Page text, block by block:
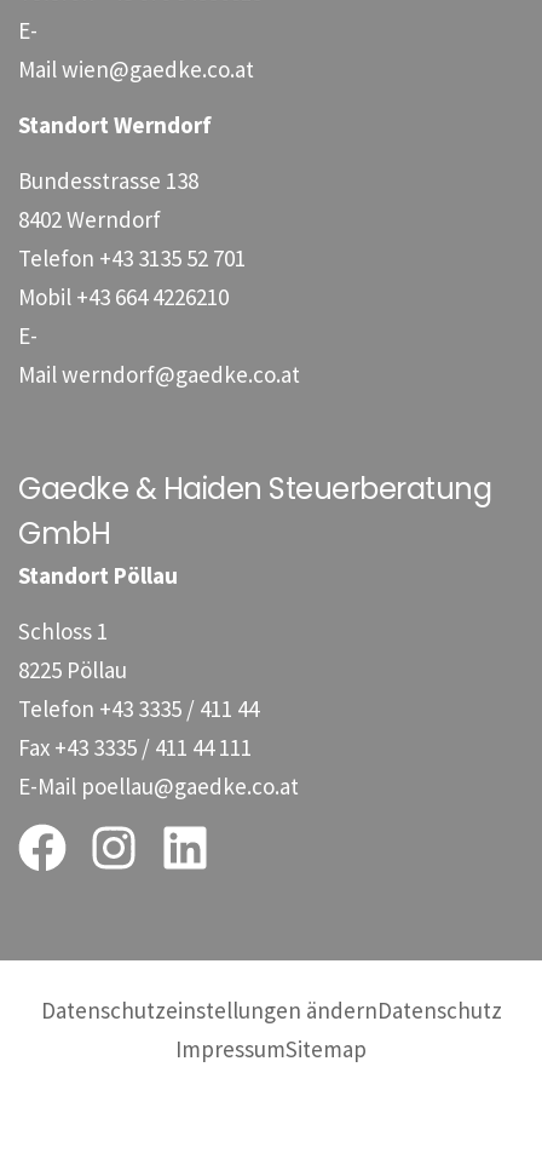
E-
Mail wien@gaedke.co.at
Standort Werndorf
Bundesstrasse 138
8402 Werndorf
Telefon +43 3135 52 701
Mobil +43 664 4226210
E-
Mailwerndorf@gaedke.co.at
Gaedke & Haiden Steuerberatung
GmbH
Standort Pöllau
Schloss 1
8225 Pöllau
Telefon +43 3335 / 411 44
Fax +43 3335 / 411 44 111
E-Mail poellau@gaedke.co.at
Datenschutzeinstellungen ändernDatenschutz
ImpressumSitemap